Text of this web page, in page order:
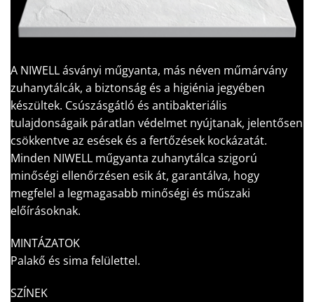
A NIWELL ásványi műgyanta, más néven műmárvány
zuhanytálcák, a biztonság és a higiénia jegyében
készültek. Csúszásgátló és antibakteriális
tulajdonságaik páratlan védelmet nyújtanak, jelentősen
csökkentve az esések és a fertőzések kockázatát.
Minden NIWELL műgyanta zuhanytálca szigorú
minőségi ellenőrzésen esik át, garantálva, hogy
megfelel a legmagasabb minőségi és műszaki
előírásoknak.
MINTÁZATOK
Palakő és sima felülettel.
SZÍNEK